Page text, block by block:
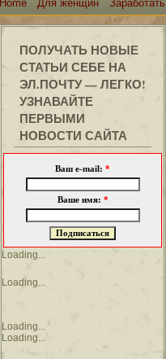
Home Для женщин Заработать
ПОЛУЧАТЬ НОВЫЕ
СТАТЬИ СЕБЕ НА
ЭЛ.ПОЧТУ — ЛЕГКО!
УЗНАВАЙТЕ
ПЕРВЫМИ
НОВОСТИ САЙТА
Ваш e-mail: *
Ваше имя: *
Loading...
Loading...
Loading...
Loading...